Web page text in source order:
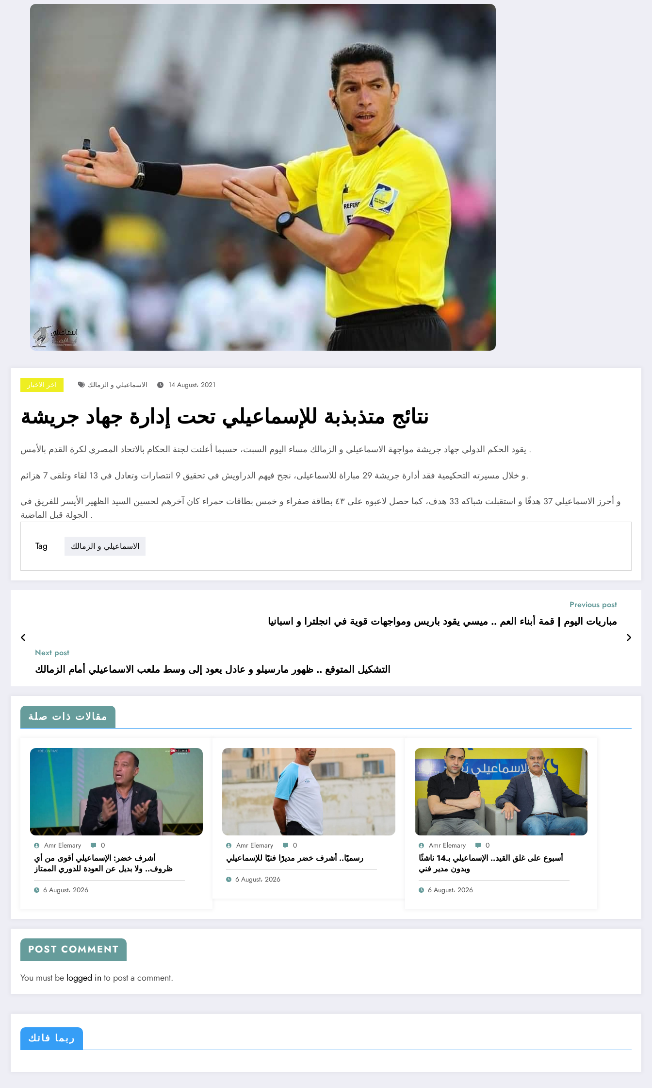
اخر الاخبار الاسماعيلي و الزمالك 14 August، 2021
نتائج متذبذبة للإسماعيلي تحت إدارة جهاد جريشة
يقود الحكم الدولي جهاد جريشة مواجهة الاسماعيلي و الزمالك مساء اليوم السبت، حسبما أعلنت لجنة الحكام بالاتحاد المصري لكرة القدم بالأمس .
و خلال مسيرته التحكيمية فقد أدارة جريشة 29 مباراة للاسماعيلى، نجح فيهم الدراويش في تحقيق 9 انتصارات وتعادل في 13 لقاء وتلقى 7 هزائم.
و أحرز الاسماعيلي 37 هدفًا و استقبلت شباكه 33 هدف، كما حصل لاعبوه على ٤٣ بطاقة صفراء و خمس بطاقات حمراء كان آخرهم لحسين السيد الظهير الأيسر للفريق في
الجولة قبل الماضية .
Tag الاسماعيلي و الزمالك
Previous post
مباريات اليوم | قمة أبناء العم .. ميسي يقود باريس ومواجهات قوية في انجلترا و اسبانيا
Next post
التشكيل المتوقع .. ظهور مارسيلو و عادل يعود إلى وسط ملعب الاسماعيلي أمام الزمالك
مقالات ذات صلة
Amr Elemary 0
أشرف خضر: الإسماعيلي أقوى من أي
ظروف.. ولا بديل عن العودة للدوري الممتاز
6 August، 2026
Amr Elemary 0
رسميًا.. أشرف خضر مديرًا فنيًا للإسماعيلي
6 August، 2026
Amr Elemary 0
أسبوع على غلق القيد.. الإسماعيلي بـ14 ناشئًا
وبدون مدير فني
6 August، 2026
POST COMMENT
You must be logged in to post a comment.
ربما فاتك